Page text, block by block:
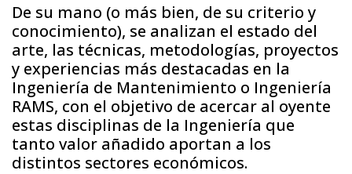
De su mano (o más bien, de su criterio y
conocimiento), se analizan el estado del
arte, las técnicas, metodologías, proyectos
y experiencias más destacadas en la
Ingeniería de Mantenimiento o Ingeniería
RAMS, con el objetivo de acercar al oyente
estas disciplinas de la Ingeniería que
tanto valor añadido aportan a los
distintos sectores económicos.